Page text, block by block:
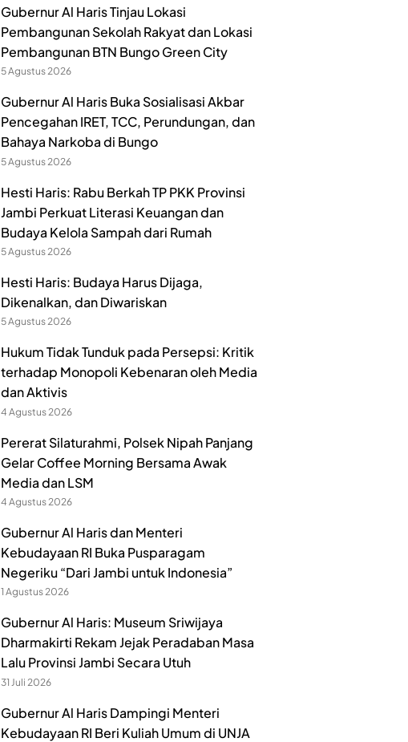
Gubernur Al Haris Tinjau Lokasi
Pembangunan Sekolah Rakyat dan Lokasi
Pembangunan BTN Bungo Green City
5 Agustus 2026
Gubernur Al Haris Buka Sosialisasi Akbar
Pencegahan IRET, TCC, Perundungan, dan
Bahaya Narkoba di Bungo
5 Agustus 2026
Hesti Haris: Rabu Berkah TP PKK Provinsi
Jambi Perkuat Literasi Keuangan dan
Budaya Kelola Sampah dari Rumah
5 Agustus 2026
Hesti Haris: Budaya Harus Dijaga,
Dikenalkan, dan Diwariskan
5 Agustus 2026
Hukum Tidak Tunduk pada Persepsi: Kritik
terhadap Monopoli Kebenaran oleh Media
dan Aktivis
4 Agustus 2026
Pererat Silaturahmi, Polsek Nipah Panjang
Gelar Coffee Morning Bersama Awak
Media dan LSM
4 Agustus 2026
Gubernur Al Haris dan Menteri
Kebudayaan RI Buka Pusparagam
Negeriku “Dari Jambi untuk Indonesia”
1 Agustus 2026
Gubernur Al Haris: Museum Sriwijaya
Dharmakirti Rekam Jejak Peradaban Masa
Lalu Provinsi Jambi Secara Utuh
31 Juli 2026
Gubernur Al Haris Dampingi Menteri
Kebudayaan RI Beri Kuliah Umum di UNJA